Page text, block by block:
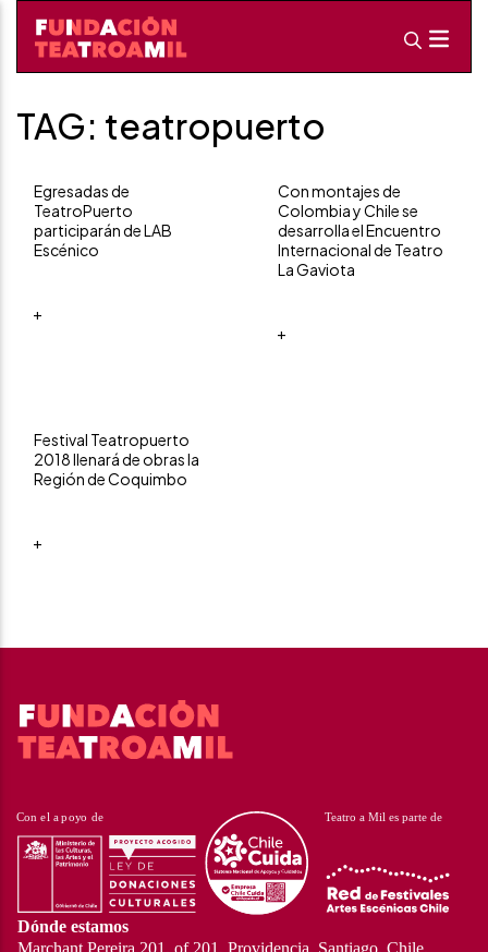
TAG: teatropuerto
Egresadas de
TeatroPuerto
participarán de LAB
Escénico
+
Con montajes de
Colombia y Chile se
desarrolla el Encuentro
Internacional de Teatro
La Gaviota
+
Festival Teatropuerto
2018 llenará de obras la
Región de Coquimbo
+
Dónde estamos
Marchant Pereira 201, of 201, Providencia, Santiago, Chile.